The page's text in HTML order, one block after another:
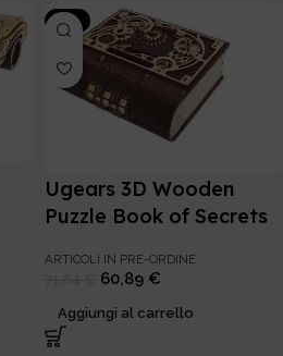
-15%
Ugears 3D Wooden
Puzzle Book of Secrets
ARTICOLI IN PRE-ORDINE
60,89 €
Aggiungi al carrello